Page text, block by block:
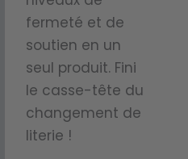
ts.
Régula
tion
Tempé
rature :
les
person
nes
allergi
ques
fermeté et de
soutien en un
seul produit. Fini
le casse-tête du
changement de
literie !